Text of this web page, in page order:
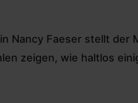
Nancy Faeser stellt der
zeigen, wie haltlos